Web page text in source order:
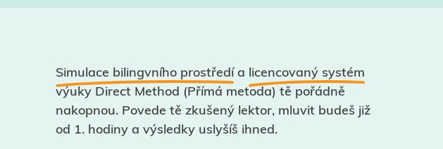
Simulace bilingvního prostředí a licencovaný systém
výuky Direct Method (Přímá metoda) tě pořádně
nakopnou. Povede tě zkušený lektor, mluvit budeš již
od 1. hodiny a výsledky uslyšíš ihned.